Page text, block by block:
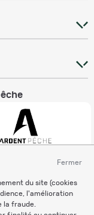
Fermer
du site (cookies
l'amélioration
fraude.